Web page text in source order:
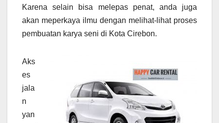
Karena selain bisa melepas penat, anda juga
akan meperkaya ilmu dengan melihat-lihat proses
pembuatan karya seni di Kota Cirebon.
Aks
es
jala
n
yan